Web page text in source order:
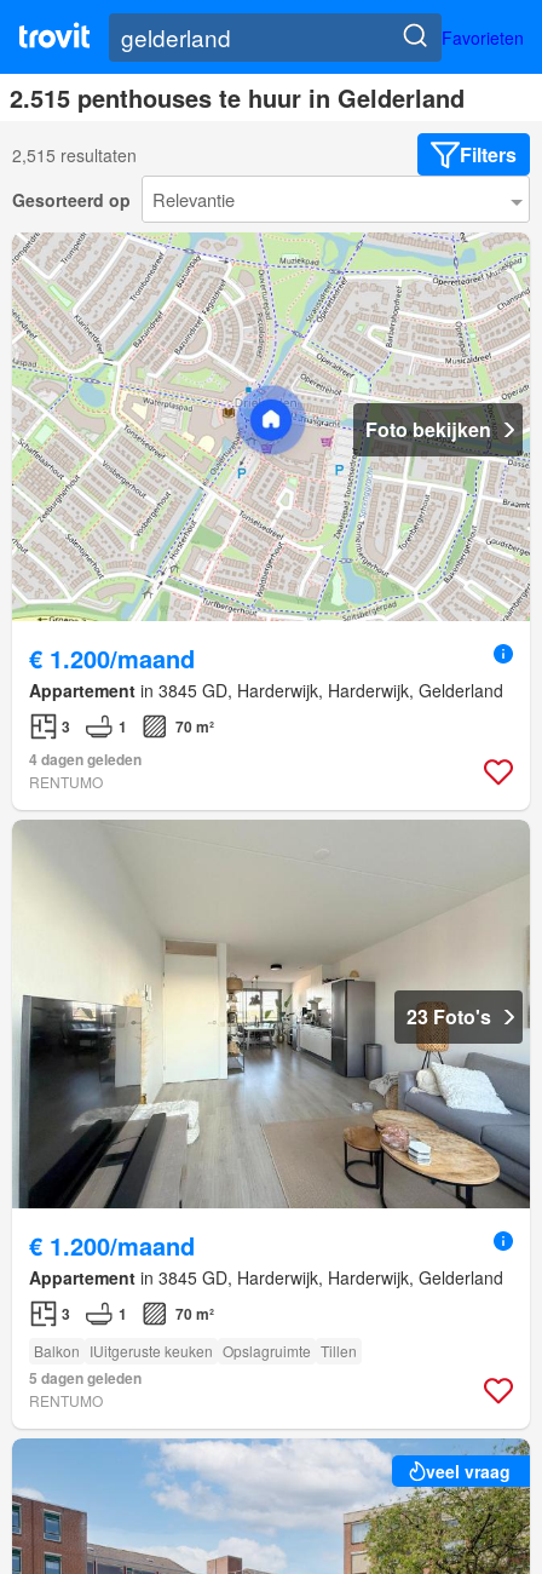
Favorieten
2.515 penthouses te huur in Gelderland
2,515 resultaten Filters
Gesorteerd op
Foto bekijken
€ 1.200/maand
Appartement in 3845 GD, Harderwijk, Harderwijk, Gelderland
3 1
70 m²
4 dagen geleden
RENTUMO
23 Foto's
€ 1.200/maand
Appartement in 3845 GD, Harderwijk, Harderwijk, Gelderland
3 1 70 m²
Balkon IUitgeruste keuken Opslagruimte Tillen
5 dagen geleden
RENTUMO
veel vraag